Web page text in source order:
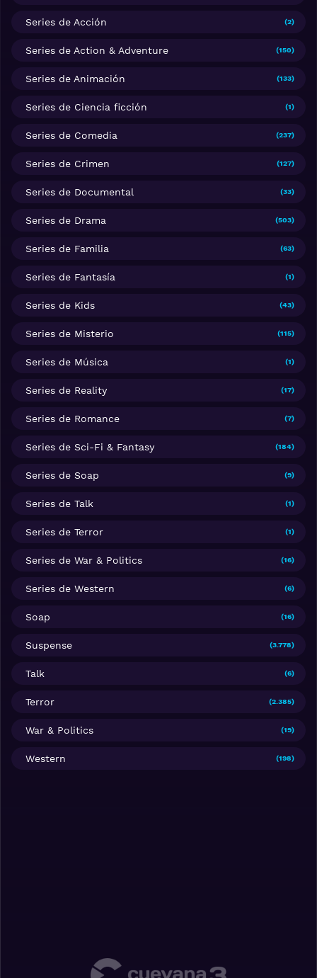
Series de Acción (2)
Series de Action & Adventure (150)
Series de Animación (133)
Series de Ciencia ficción (1)
Series de Comedia (237)
Series de Crimen (127)
Series de Documental (33)
Series de Drama (503)
Series de Familia (63)
Series de Fantasía (1)
Series de Kids (43)
Series de Misterio (115)
Series de Música (1)
Series de Reality (17)
Series de Romance (7)
Series de Sci-Fi & Fantasy (184)
Series de Soap (9)
Series de Talk (1)
Series de Terror (1)
Series de War & Politics (16)
Series de Western (6)
Soap (16)
Suspense (3.778)
Talk (6)
Terror (2.385)
War & Politics (19)
Western (198)